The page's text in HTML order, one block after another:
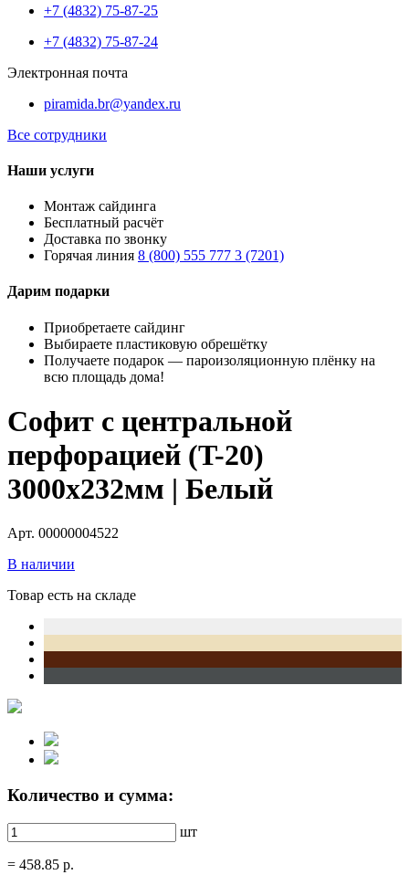
+7 (4832) 75-87-25
+7 (4832) 75-87-24
Электронная почта
piramida.br@yandex.ru
Все сотрудники
Наши услуги
Монтаж сайдинга
Бесплатный расчёт
Доставка по звонку
Горячая линия 8 (800) 555 777 3 (7201)
Дарим подарки
Приобретаете сайдинг
Выбираете пластиковую обрешётку
Получаете подарок — пароизоляционную плёнку на
всю площадь дома!
Софит с центральной
перфорацией (T-20)
3000х232мм | Белый
Арт. 00000004522
В наличии
Товар есть на складе
Количество и сумма:
шт
= 458.85 р.